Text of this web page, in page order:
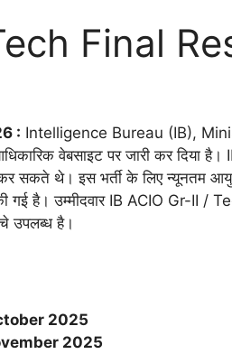
Final
: Intelligence Bureau (IB),
वेबसाइट पर जारी कर दिया
थे। इस भर्ती के लिए न्यूनतम आयु
है। उम्मीदवार IB ACIO Gr-II /
उपलब्ध है।
2025
2025